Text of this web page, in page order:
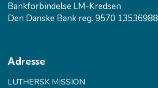
Bankforbindelse LM-Kredsen
Den Danske Bank reg. 9570 13536988
Adresse
LUTHERSK MISSION